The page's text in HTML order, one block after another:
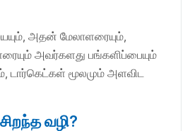
அதன் மேலாளரையும்,
அவர்களது பங்களிப்பையும்
டார்கெட்கள் மூலமும் அளவிட
வழி?